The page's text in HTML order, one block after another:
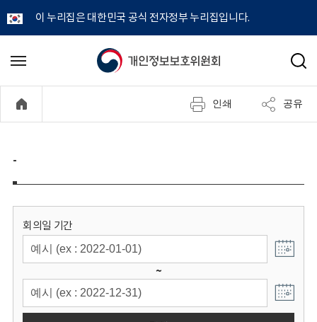
이 누리집은 대한민국 공식 전자정부 누리집입니다.
개
정
보
위
원
메
기
검
인쇄 공유
-
회의일 기간
~